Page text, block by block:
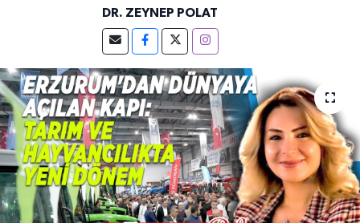
DR. ZEYNEP POLAT
GENEL
Güncel
KÜLTÜR-SANAT
Magazin
Haber Arşivi